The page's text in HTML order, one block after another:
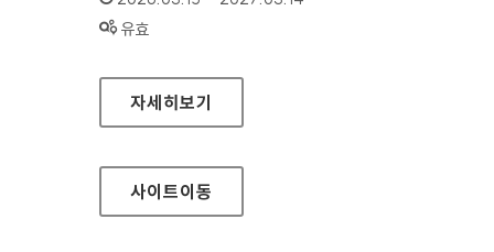
상태 :
유효
화학물질안전원 대표
자세히보기
사이트이동